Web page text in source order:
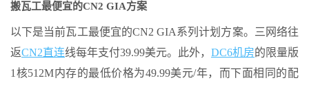
搬瓦工最便宜的CN2 GIA方案
以下是当前瓦工最便宜的CN2 GIA系列计划方案。三网络往
返CN2直连线每年支付39.99美元。此外， DC6机房的限量版
1核512M内存的最低价格为49.99美元/年，而下面相同的配